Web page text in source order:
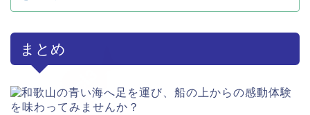
まとめ